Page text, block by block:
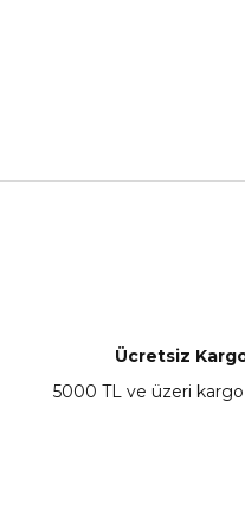
Ücretsiz
5000 TL ve üzeri